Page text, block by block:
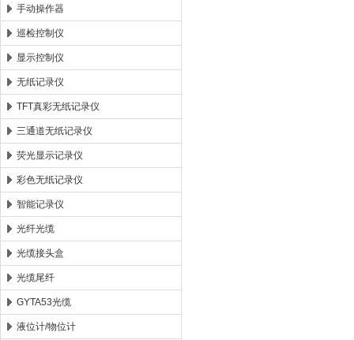
手动操作器
巡检控制仪
显示控制仪
无纸记录仪
TFT真彩无纸记录仪
三通道无纸记录仪
荧光显示记录仪
彩色无纸记录仪
智能记录仪
光纤光缆
光缆接头盒
光缆尾纤
GYTA53光缆
液位计/物位计